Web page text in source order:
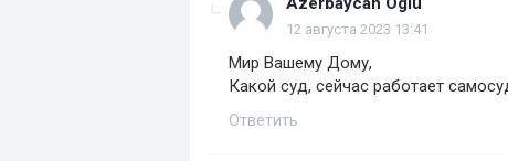
12 августа 2023 13:41
Мир Вашему Дому,
Какой суд, сейчас работает
Ответить